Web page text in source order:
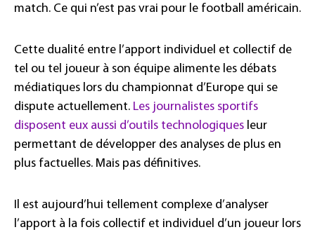
match. Ce qui n’est pas vrai pour le football américain.
Cette dualité entre l’apport individuel et collectif de
tel ou tel joueur à son équipe alimente les débats
médiatiques lors du championnat d’Europe qui se
dispute actuellement. Les journalistes sportifs
disposent eux aussi d’outils technologiques leur
permettant de développer des analyses de plus en
plus factuelles. Mais pas définitives.
Il est aujourd’hui tellement complexe d’analyser
l’apport à la fois collectif et individuel d’un joueur lors